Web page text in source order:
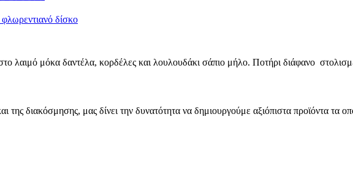
δίσκο
λαιμό μόκα δαντέλα, κορδέλες και λουλουδάκι σάπιο μήλο. Ποτήρι διάφανο
διακόσμησης, μας δίνει την δυνατότητα να δημιουργούμε αξιόπιστα προϊόντα τα